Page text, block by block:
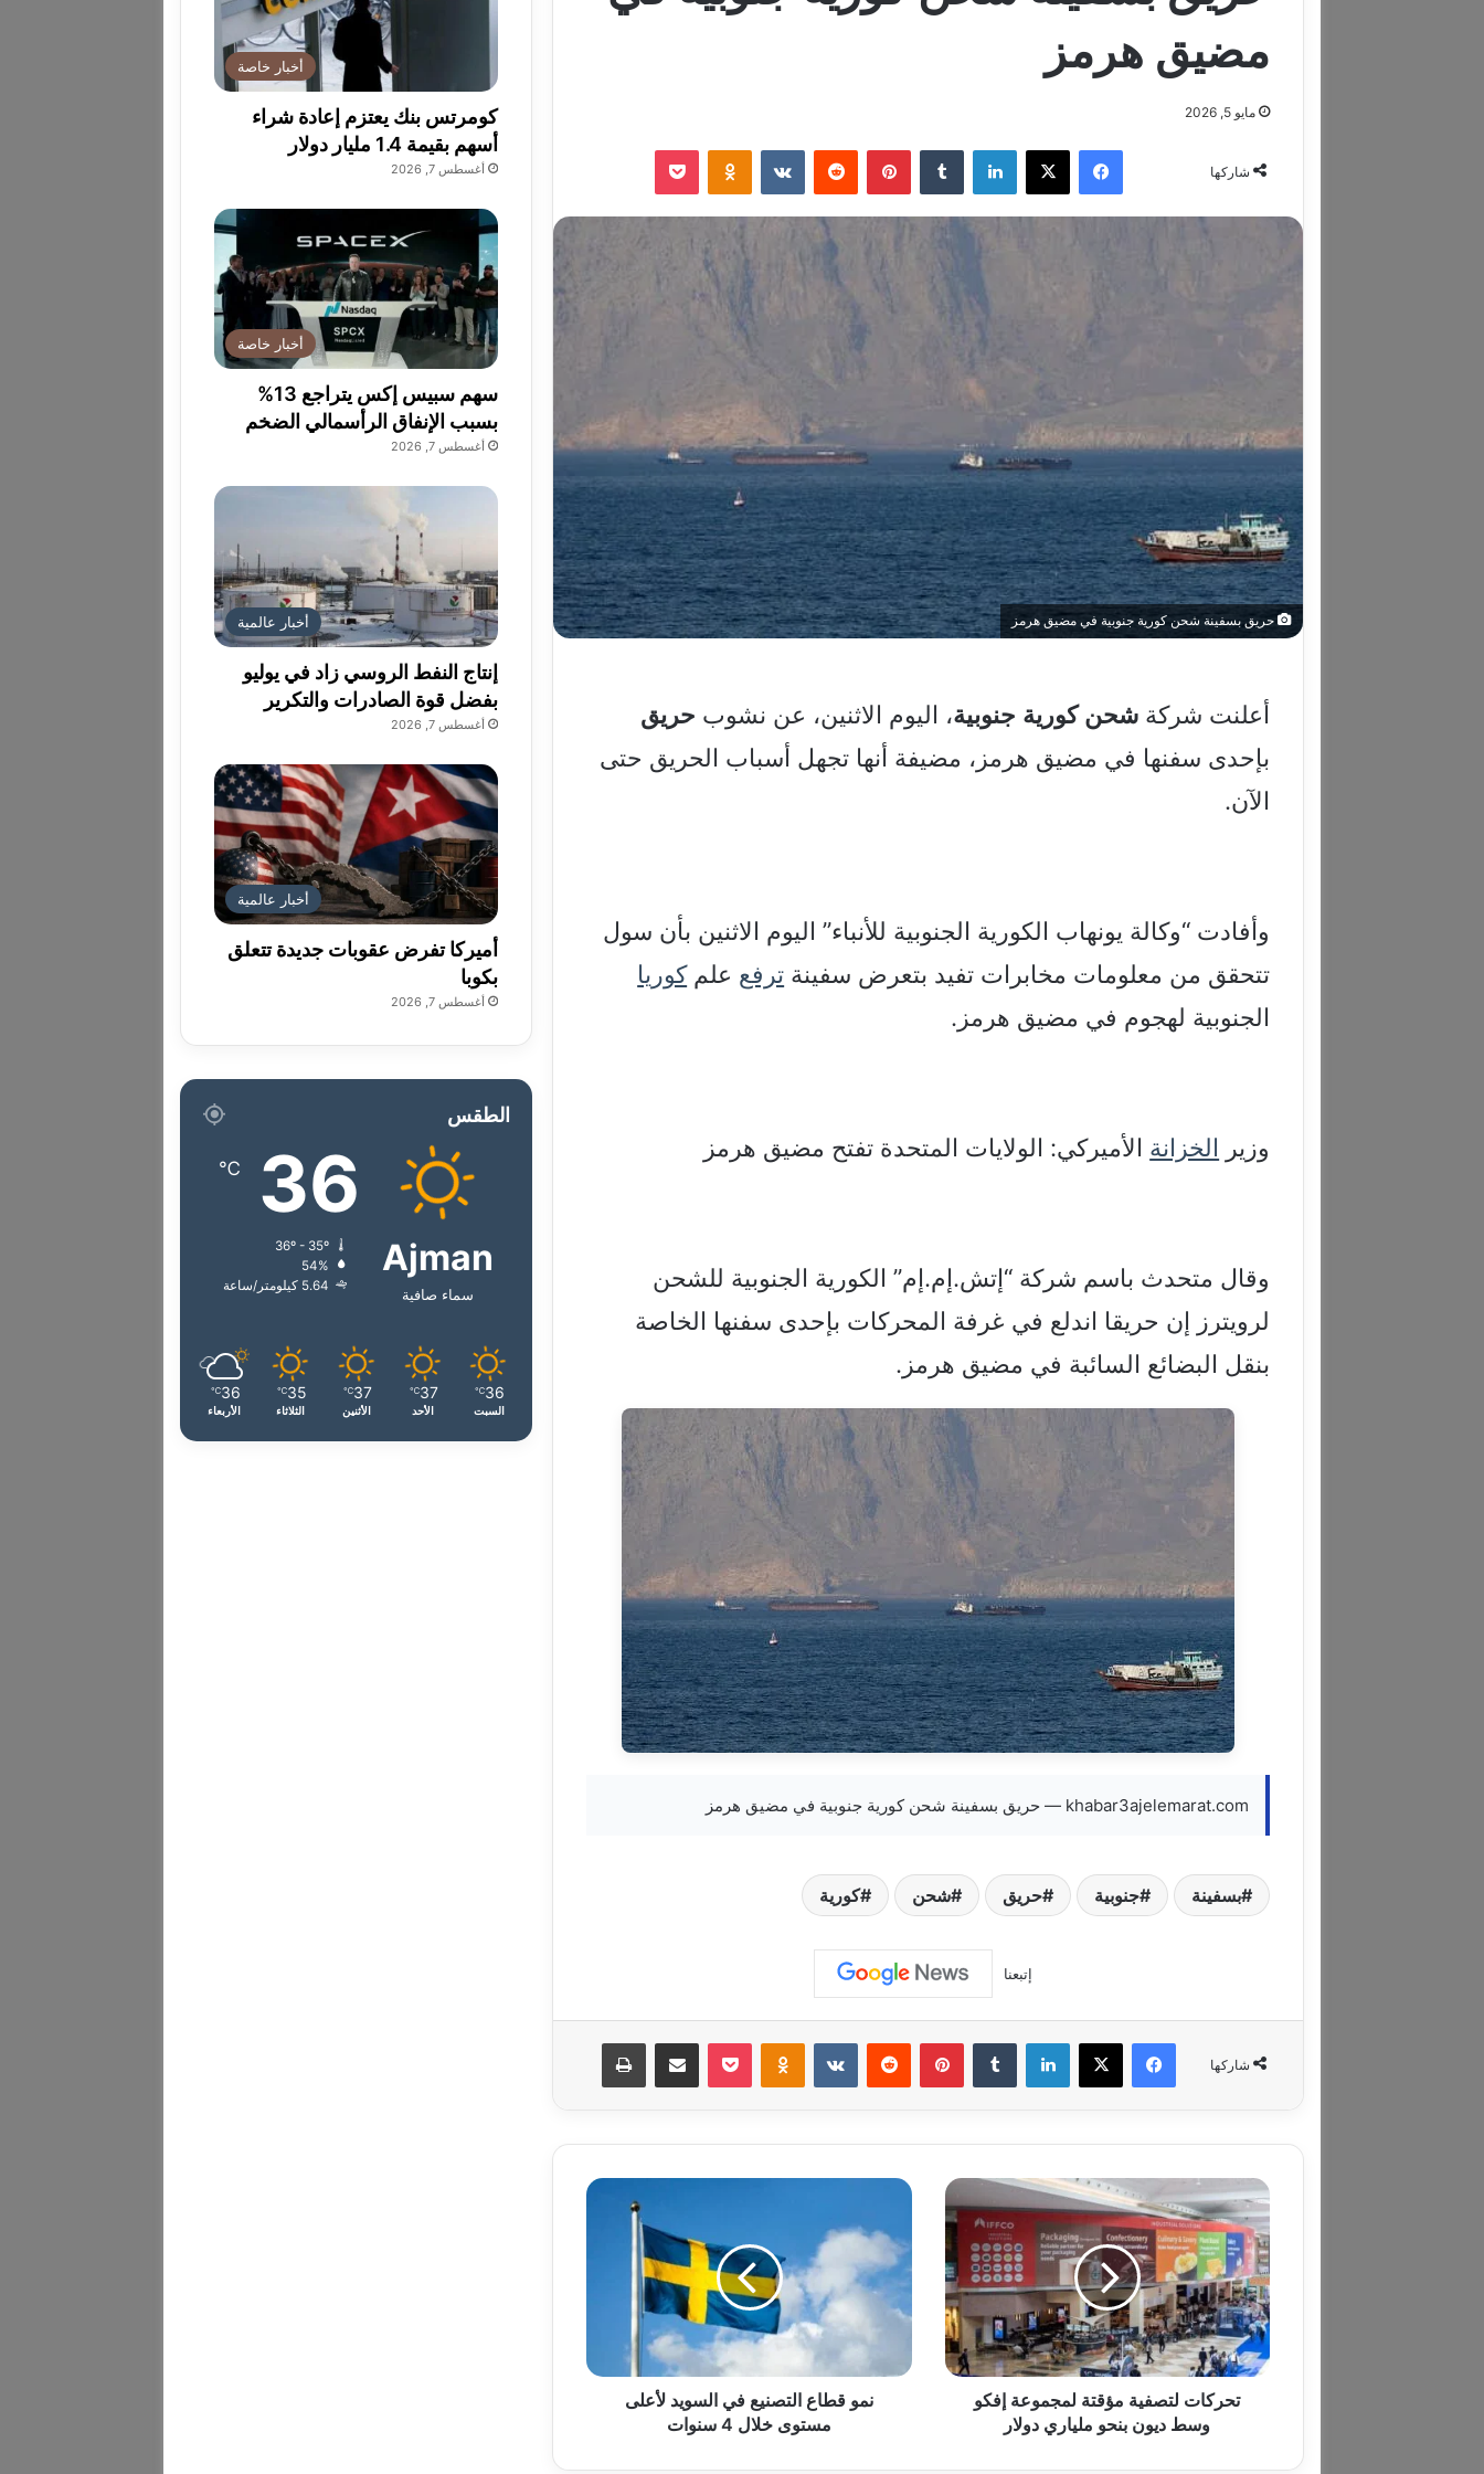
مضيق هرمز
مايو 5, 2026
شاركها
فيسبوك ‫X لينكدإن ‏Tumblr بينتيريست ‏Reddit
‏VKontakte
Odnoklassniki
‫Pocket
حريق بسفينة شحن كورية جنوبية في مضيق هرمز
أعلنت شركة شحن كورية جنوبية، اليوم الاثنين، عن نشوب حريق
بإحدى سفنها في مضيق هرمز، مضيفة أنها تجهل أسباب الحريق حتى
الآن.
وأفادت “وكالة يونهاب الكورية الجنوبية للأنباء” اليوم الاثنين بأن سول
تتحقق من معلومات مخابرات تفيد بتعرض سفينة ترفع علمكوريا
الجنوبية لهجوم في مضيق هرمز.
وزير الخزانة الأميركي: الولايات المتحدة تفتح مضيق هرمز
وقال متحدث باسم شركة “إتش.إم.إم” الكورية الجنوبية للشحن
لرويترز إن حريقا اندلع في غرفة المحركات بإحدى سفنها الخاصة
بنقل البضائع السائبة في مضيق هرمز.
khabar3ajelemarat.com — حريق بسفينة شحن كورية جنوبية في مضيق هرمز
بسفينة جنوبية حريق شحن كورية
إتبعنا
شاركها
فيسبوك ‫X لينكدإن ‏Tumblr بينتيريست ‏Reddit
‏VKontakte
Odnoklassniki
‫Pocket مشاركة عبر البريد طباعة
ت
ح
ر
ك
ا
ت
ل
ت
ص
م
تحركات لتصفية مؤقتة لمجموعة إفكو
وسط ديون بنحو ملياري دولار
ن
ق
ط
ل
ي
نمو قطاع التصنيع في السويد لأعلى
مستوى خلال 4 سنوات
أخبار خاصة
كومرتس بنك يعتزم إعادة شراء
أسهم بقيمة 1.4 مليار دولار
أغسطس 7, 2026
أخبار خاصة
سهم سبيس إكس يتراجع 13%
بسبب الإنفاق الرأسمالي الضخم
أغسطس 7, 2026
أخبار عالمية
إنتاج النفط الروسي زاد في يوليو
بفضل قوة الصادرات والتكرير
أغسطس 7, 2026
أخبار عالمية
أميركا تفرض عقوبات جديدة تتعلق
بكوبا
أغسطس 7, 2026
الطقس
Ajman
سماء صافية
36
℃
54%
5.64 كيلومتر/ساعة
36
℃
السبت
37
℃
الأحد
37
℃
الأثنين
35
℃
الثلاثاء
36
℃
الأربعاء